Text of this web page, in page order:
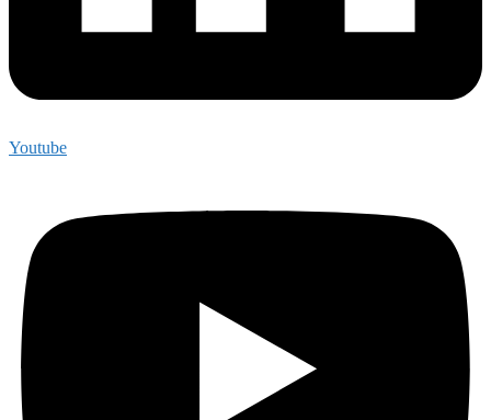
Youtube